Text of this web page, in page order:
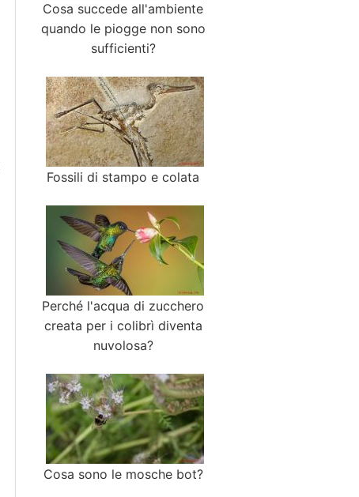
Cosa succede all'ambiente
quando le piogge non sono
sufficienti?
Fossili di stampo e colata
Perché l'acqua di zucchero
creata per i colibrì diventa
nuvolosa?
Cosa sono le mosche bot?